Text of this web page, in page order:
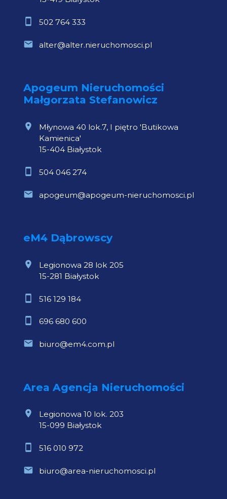
502 764 333
alter@alter.nieruchomosci.pl
Apogeum Nieruchomości
Małgorzata Stefanowicz
Młynowa 40 lok.7, I piętro 'Butikowa
Kamienica'
15-404 Białystok
504 046 274
apogeum@apogeum-nieruchomosci.pl
eM4 Dąbrowscy
Legionowa 28 lok 205
15-281 Białystok
516 129 184
696 680 600
biuro@em4.com.pl
Area Agencja Nieruchomości
Legionowa 10 lok. 203
15-099 Białystok
516 010 972
biuro@area-nieruchomosci.pl